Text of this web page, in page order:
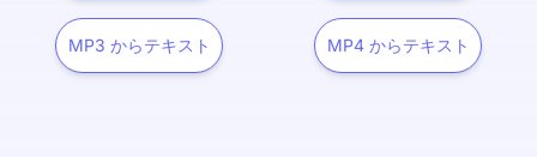
MP3 からテキスト MP4 からテキスト